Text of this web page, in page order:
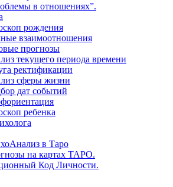
в отношениях”.
рождения
взаимоотношения
прогнозы
текущего периода времени
ректификации
сферы жизни
дат событий
ребенка
в Таро
на картах ТАРО.
Код Личности.